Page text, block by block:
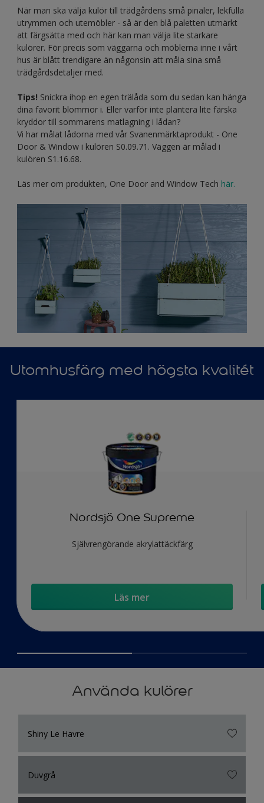
När man ska välja kulör till trädgårdens små pinaler, lekfulla
utrymmen och utemöbler - så är den blå paletten utmärkt
att färgsätta med och här kan man välja lite starkare
kulörer. För precis som väggarna och möblerna inne i vårt
hus är blått trendigare än någonsin att måla sina små
trädgårdsdetaljer med.
Tips! Snickra ihop en egen trälåda som du sedan kan hänga
dina favorit blommor i. Eller varför inte plantera lite färska
kryddor till sommarens matlagning i lådan?
Vi har målat lådorna med vår Svanenmärktaprodukt - One
Door & Window i kulören S0.09.71. Väggen är målad i
kulören S1.16.68.
Läs mer om produkten, One Door and Window Tech här.
Utomhusfärg med högsta kvalitét
Nordsjö One Supreme
Självrengörande akrylattäckfärg
Läs mer
Använda kulörer
Shiny Le Havre
Duvgrå